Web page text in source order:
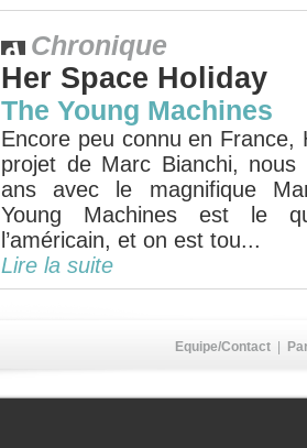
Chronique
Her Space Holiday
The Young Machines
Encore peu connu en France,
projet de Marc Bianchi,
ans avec le magnifique
Young Machines est le
l’américain, et on est tou...
Lire la suite
Equipe/Contact